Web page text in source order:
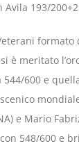
193/
formato
è meritato
600 e
e Mario
548/600 e